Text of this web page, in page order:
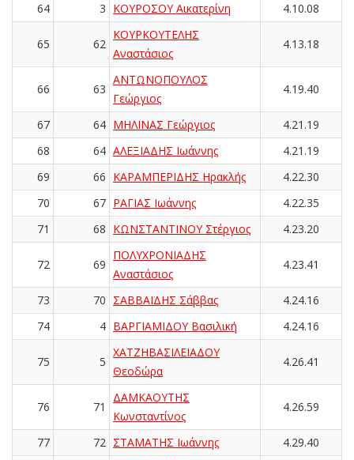
64
3 ΚΟΥΡΟΣΟΥ Αικατερίνη 4.10.08
65 62
ΚΟΥΡΚΟΥΤΕΛΗΣ
Αναστάσιος
4.13.18
66 63
ΑΝΤΩΝΟΠΟΥΛΟΣ
Γεώργιος
4.19.40
67 64 ΜΗΛΙΝΑΣ Γεώργιος
4.21.19
68
64 ΑΛΕΞΙΑΔΗΣ Ιωάννης
4.21.19
69
66 ΚΑΡΑΜΠΕΡΙΔΗΣ Ηρακλής
4.22.30
70
67 ΡΑΓΙΑΣ Ιωάννης
4.22.35
71
68 ΚΩΝΣΤΑΝΤΙΝΟΥ Στέργιος 4.23.20
72 69
ΠΟΛΥΧΡΟΝΙΑΔΗΣ
Αναστάσιος
4.23.41
73 70 ΣΑΒΒΑΪΔΗΣ Σάββας
4.24.16
74
4 ΒΑΡΓΙΑΜΙΔΟΥ Βασιλική 4.24.16
75 5
ΧΑΤΖΗΒΑΣΙΛΕΙΑΔΟΥ
Θεοδώρα
4.26.41
76 71
ΔΑΜΚΑΟΥΤΗΣ
Κωνσταντίνος
4.26.59
77 72 ΣΤΑΜΑΤΗΣ Ιωάννης 4.29.40